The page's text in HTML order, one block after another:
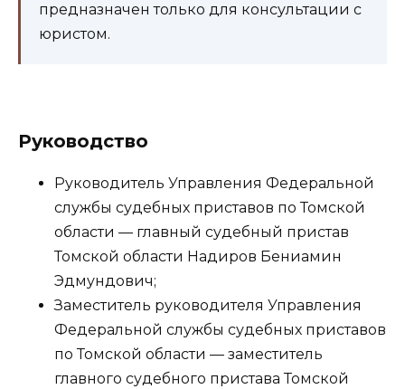
предназначен только для консультации с
юристом.
Руководство
Руководитель Управления Федеральной
службы судебных приставов по Томской
области — главный судебный пристав
Томской области Надиров Бениамин
Эдмундович;
Заместитель руководителя Управления
Федеральной службы судебных приставов
по Томской области — заместитель
главного судебного пристава Томской